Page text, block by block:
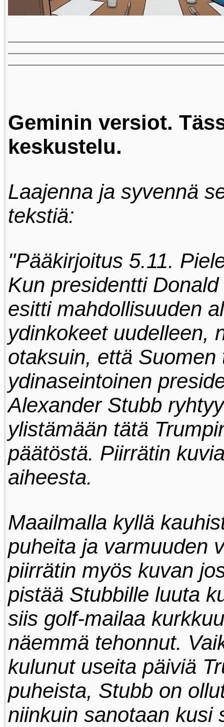
Geminin versiot.
keskustelu.
Laajenna ja syvennä
tekstiä:
"Pääkirjoitus 5.11.
Kun presidentti Donald
esitti mahdollisuuden
ydinkokeet uudelleen,
otaksuin, että Suomen
ydinaseintoinen
Alexander Stubb ryhtyy
ylistämään tätä
päätöstä. Piirrätin
aiheesta.
Maailmalla kyllä
puheita ja varmuuden
piirrätin myös kuvan
pistää Stubbille luuta
siis golf-mailaa
näemmä tehonnut.
kulunut useita päiviä
puheista, Stubb on
niinkuin sanotaan kusi